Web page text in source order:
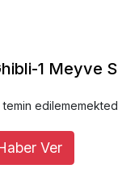
1 Meyve
Ver